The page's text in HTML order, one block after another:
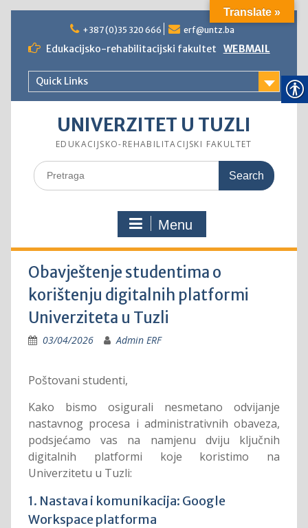
content
+387 (0)35 320 666 erf@untz.ba
Edukacijsko-rehabilitacijski fakultet WEBMAIL
Quick Links
UNIVERZITET U TUZLI
EDUKACIJSKO-REHABILITACIJSKI FAKULTET
Search
for:
Menu
Obavještenje studentima o
korištenju digitalnih platformi
Univerziteta u Tuzli
03/04/2026 Admin ERF
Poštovani studenti,
Kako bismo osigurali nesmetano odvijanje
nastavnog procesa i administrativnih obaveza,
podsjećamo vas na namjenu dviju ključnih
digitalnih platformi koje koristimo na
Univerzitetu u Tuzli:
1. Nastava i komunikacija: Google
Workspace platforma
Translate »